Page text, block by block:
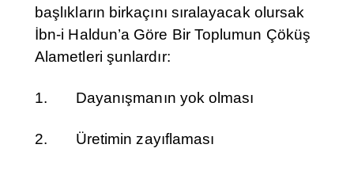
başlıkların birkaçını sıralayacak olursak
İbn-i Haldun’a Göre Bir Toplumun Çöküş
Alametleri şunlardır:
1. Dayanışmanın yok olması
2. Üretimin zayıflaması